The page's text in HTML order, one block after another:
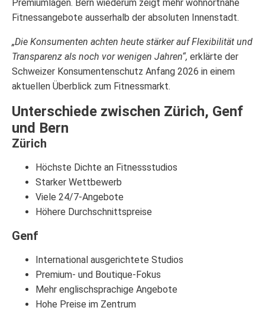
Premiumlagen. Bern wiederum zeigt mehr wohnortnahe
Fitnessangebote ausserhalb der absoluten Innenstadt.
„Die Konsumenten achten heute stärker auf Flexibilität und
Transparenz als noch vor wenigen Jahren“, erklärte der
Schweizer Konsumentenschutz Anfang 2026 in einem
aktuellen Überblick zum Fitnessmarkt.
Unterschiede zwischen Zürich, Genf
und Bern
Zürich
Höchste Dichte an Fitnessstudios
Starker Wettbewerb
Viele 24/7-Angebote
Höhere Durchschnittspreise
Genf
International ausgerichtete Studios
Premium- und Boutique-Fokus
Mehr englischsprachige Angebote
Hohe Preise im Zentrum